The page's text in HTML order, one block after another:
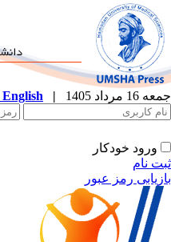
جمعه 16 مرداد 1405 |
English
ورود خودکار
ثبت نام
بازیابی رمز عبور